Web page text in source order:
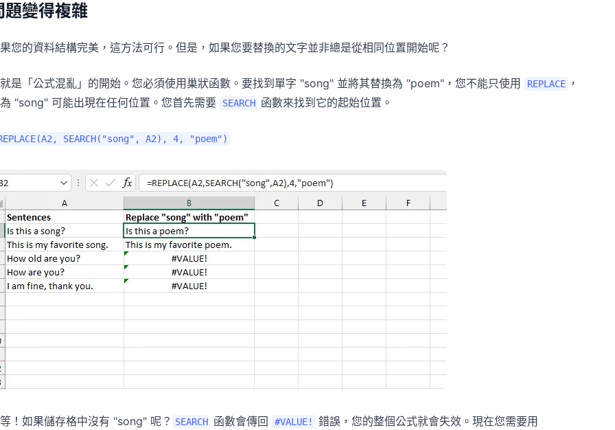
題變得複雜
您的資料結構完美，這方法可行。但是，如果您要替換的文字並非總是從相同位置開始呢？
是「公式混亂」的開始。您必須使用巢狀函數。要找到單字 "song" 並將其替換為 "poem"，您不能只使用 REPLACE ，
"song" 可能出現在任何位置。您首先需要
SEARCH 函數來找到它的起始位置。
SEARCH("song", A2), 4, "poem")
！如果儲存格中沒有 "song" 呢？ SEARCH 函數會傳回 #VALUE! 錯誤，您的整個公式就會失效。現在您需要用